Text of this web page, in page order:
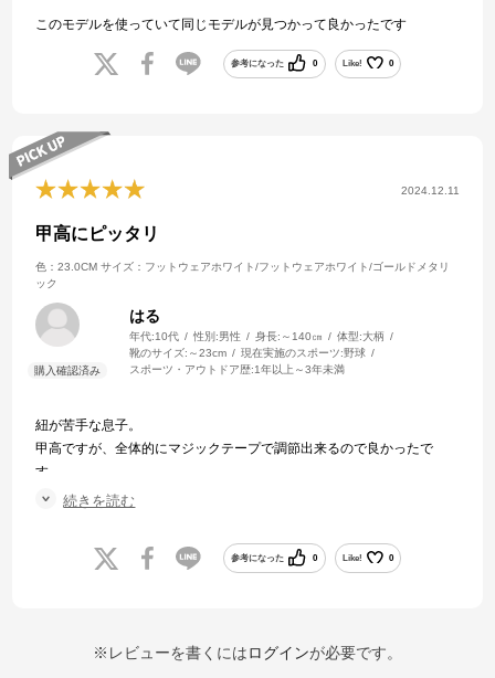
このモデルを使っていて同じモデルが見つかって良かったです
参考になった 0 Like! 0
2024.12.11
甲高にピッタリ
色：23.0CM サイズ：フットウェアホワイト/フットウェアホワイト/ゴールドメタリ
ック
はる
年代:10代 性別:男性 身長: ～140㎝ 体型:大柄
靴のサイズ: ～23cm 現在実施のスポーツ:野球
スポーツ・アウトドア歴:1年以上～3年未満
紐が苦手な息子。
甲高ですが、全体的にマジックテープで調節出来るので良かったで
す。
少し大きめが良いとレビューにあらりましたが売り切れのためいつも
続きを読む
参考になった 0 Like! 0
※レビューを書くにはログインが必要です。